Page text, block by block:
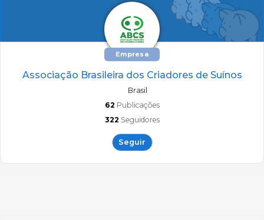
Empresa
Associação Brasileira dos Criadores de Suínos
Brasil
62 Publicações
322 Seguidores
Seguir